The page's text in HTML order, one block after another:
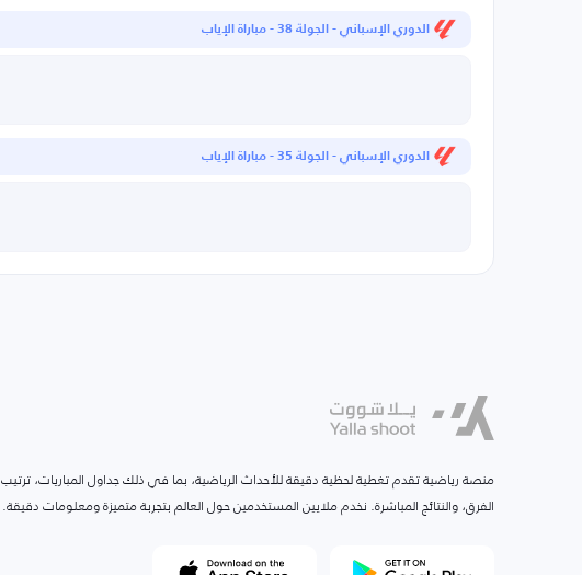
الدوري الإسباني - الجولة 38 - مباراة الإياب
الدوري الإسباني - الجولة 35 - مباراة الإياب
منصة رياضية تقدم تغطية لحظية دقيقة للأحداث الرياضية، بما في ذلك جداول المباريات، ترتيب
الفرق، والنتائج المباشرة. نخدم ملايين المستخدمين حول العالم بتجربة متميزة ومعلومات دقيقة.